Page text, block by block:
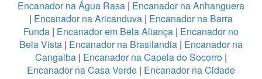
Encanador na Água Rasa | Encanador na Anhanguera
| Encanador na Aricanduva | Encanador na Barra
Funda | Encanador em Bela Aliança | Encanador no
Bela Vista | Encanador na Brasilandia | Encanador na
Cangaiba | Encanador na Capela do Socorro |
Encanador na Casa Verde | Encanador na Cidade